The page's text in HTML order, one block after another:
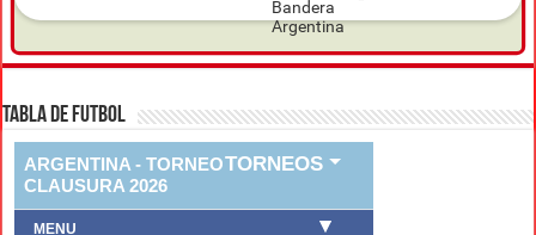
TABLA DE FUTBOL